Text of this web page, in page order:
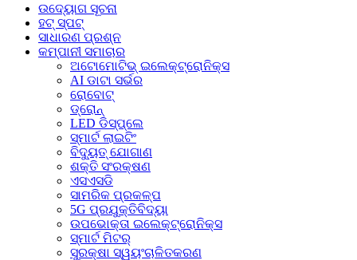
ଉଦ୍ୟୋଗ ସୂଚନା
ହଟ୍‍ ସ୍ପଟ୍‍
ସାଧାରଣ ପ୍ରଶ୍ନ
କମ୍ପାନୀ ସମାଚାର
ଅଟୋମୋଟିଭ୍ ଇଲେକ୍ଟ୍ରୋନିକ୍ସ
AI ଡାଟା ସର୍ଭର
ରୋବୋଟ୍
ଡ୍ରୋନ୍
LED ଡିସ୍‌ପ୍ଲେ
ସ୍ମାର୍ଟ ଲାଇଟିଂ
ବିଦ୍ୟୁତ୍ ଯୋଗାଣ
ଶକ୍ତି ସଂରକ୍ଷଣ
ଏସଏସଡି
ସାମରିକ ପ୍ରକଳ୍ପ
5G ପ୍ରଯୁକ୍ତିବିଦ୍ୟା
ଉପଭୋକ୍ତା ଇଲେକ୍ଟ୍ରୋନିକ୍ସ
ସ୍ମାର୍ଟ ମିଟର୍
ସୁରକ୍ଷା ସ୍ୱୟଂଚାଳିତକରଣ